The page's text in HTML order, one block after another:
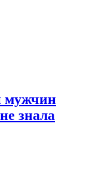
мужчин
знала